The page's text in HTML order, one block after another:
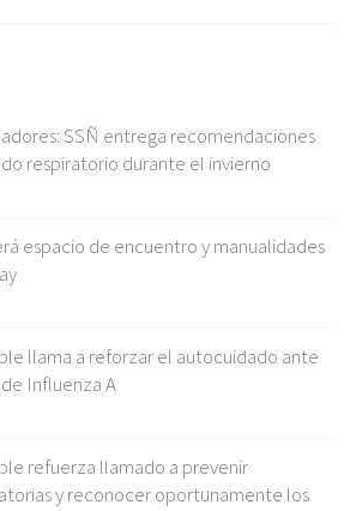
SSÑ entrega recomendaciones
respiratorio durante el invierno
espacio de encuentro y manualidades
llama a reforzar el autocuidado ante
Influenza A
refuerza llamado a prevenir
y reconocer oportunamente los